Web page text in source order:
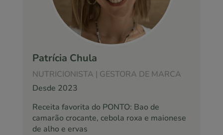
Patrícia Chula
NUTRICIONISTA | GESTORA DE MARCA
Desde 2023
Receita favorita do PONTO: Bao de
camarão crocante, cebola roxa e maionese
de alho e ervas